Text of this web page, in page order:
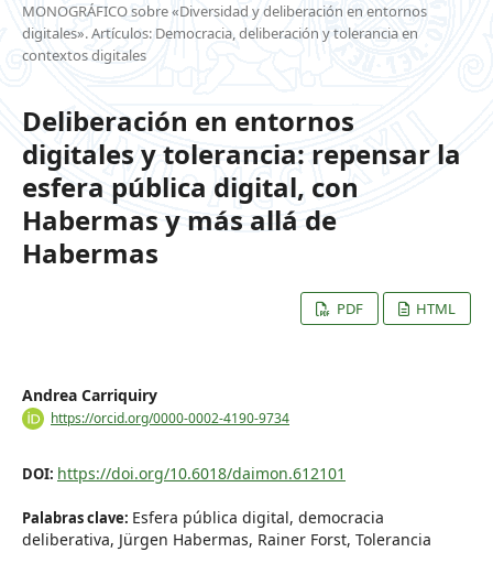
MONOGRÁFICO sobre «Diversidad y deliberación en entornos
digitales». Artículos: Democracia, deliberación y tolerancia en
contextos digitales
Deliberación en entornos
digitales y tolerancia: repensar la
esfera pública digital, con
Habermas y más allá de
Habermas
PDF HTML
Andrea Carriquiry
https://orcid.org/0000-0002-4190-9734
DOI: https://doi.org/10.6018/daimon.612101
Palabras clave: Esfera pública digital, democracia
deliberativa, Jürgen Habermas, Rainer Forst, Tolerancia